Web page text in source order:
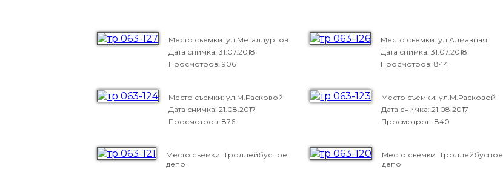
Место съемки: ул.Металлургов
Дата снимка: 31.07.2018
Просмотров: 906
Место съемки: ул.Алмазная
Дата снимка:31.07.2018
Просмотров: 844
Место съемки: ул.М.Расковой
Дата снимка: 21.08.2017
Просмотров: 876
Место съемки: ул.М.Расковой
Дата снимка:21.08.2017
Просмотров: 840
Место съемки: Троллейбусное
депо
Место съемки: Троллейбусное
депо